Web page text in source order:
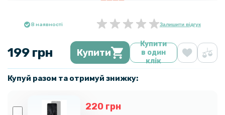
В наявності Залишити відгук
199 грн Купити
Купити
в один
клік
Купуй разом та отримуй знижку:
220 грн